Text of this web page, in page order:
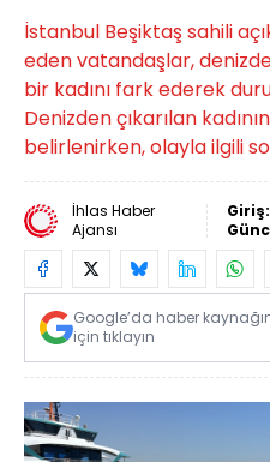
İstanbul Beşiktaş sahili
eden vatandaşlar,
bir kadını fark ederek
Denizden çıkarılan
belirlenirken, olayla ilgili
İhlas Haber
Ajansı
Giriş:
Google’da haber
için tıklayın